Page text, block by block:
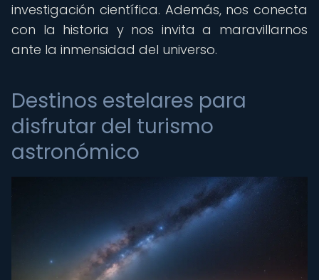
investigación científica. Además, nos conecta
con la historia y nos invita a maravillarnos
ante la inmensidad del universo.
Destinos estelares para
disfrutar del turismo
astronómico